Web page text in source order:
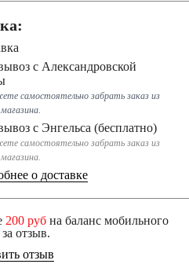
с Александровской
самостоятельно забрать заказ из
с Энгельса (бесплатно)
самостоятельно забрать заказ из
о доставке
200 рубна баланс мобильного
отзыв.
отзыв